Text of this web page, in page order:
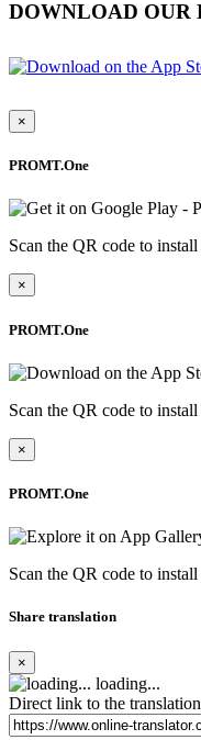
DOWNLOAD OUR
×
PROMT.One
Scan the QR code to
×
PROMT.One
Scan the QR code to
×
PROMT.One
Scan the QR code to
Share translation
×
loading...
Direct link to the